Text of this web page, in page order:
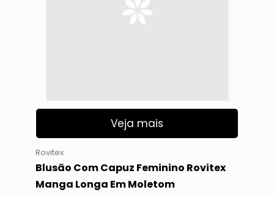
Veja mais
Rovitex
Blusão Com Capuz Feminino Rovitex
Manga Longa Em Moletom